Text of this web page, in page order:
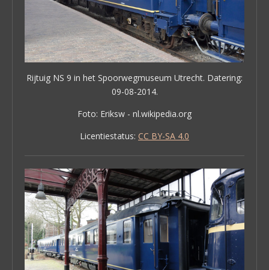
Rijtuig NS 9 in het Spoorwegmuseum Utrecht. Datering:
09-08-2014.
Foto: Eriksw - nl.wikipedia.org
Licentiestatus: CC BY-SA 4.0